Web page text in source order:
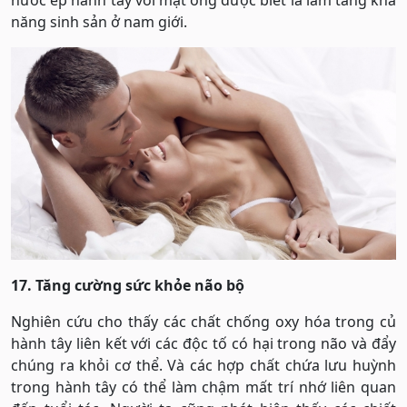
năng sinh sản ở nam giới.
17. Tăng cường sức khỏe não bộ
Nghiên cứu cho thấy các chất chống oxy hóa trong củ
hành tây liên kết với các độc tố có hại trong não và đẩy
chúng ra khỏi cơ thể. Và các hợp chất chứa lưu huỳnh
trong hành tây có thể làm chậm mất trí nhớ liên quan